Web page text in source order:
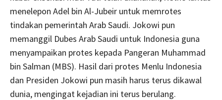
menelepon Adel bin Al-Jubeir untuk memrotes
tindakan pemerintah Arab Saudi. Jokowi pun
memanggil Dubes Arab Saudi untuk Indonesia guna
menyampaikan protes kepada Pangeran Muhammad
bin Salman (MBS). Hasil dari protes Menlu Indonesia
dan Presiden Jokowi pun masih harus terus dikawal
dunia, mengingat kejadian ini terus berulang.